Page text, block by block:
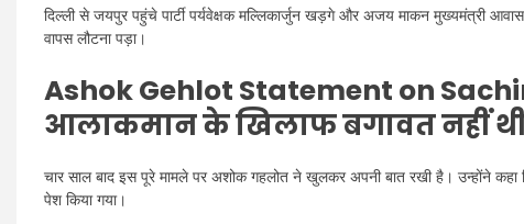
दिल्ली से जयपुर पहुंचे पार्टी पर्यवेक्षक मल्लिकार्जुन खड़गे और अजय माकन मुख्यमंत्री
वापस लौटना पड़ा।
Ashok Gehlot Statement on
आलाकमान के खिलाफ बगावत नहीं
चार साल बाद इस पूरे मामले पर अशोक गहलोत ने खुलकर अपनी बात रखी है। उन्होंने
पेश किया गया।